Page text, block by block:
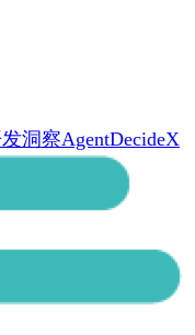
洞察AgentDecideX